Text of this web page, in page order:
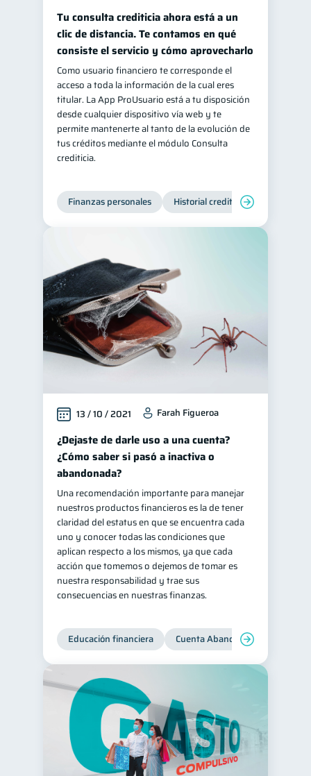
Tu consulta crediticia ahora está a un
clic de distancia. Te contamos en qué
consiste el servicio y cómo aprovecharlo
Como usuario financiero te corresponde el
acceso a toda la información de la cual eres
titular. La App ProUsuario está a tu disposición
desde cualquier dispositivo vía web y te
permite mantenerte al tanto de la evolución de
tus créditos mediante el módulo Consulta
crediticia.
Finanzas personales Historial crediticio
13 / 10 / 2021 Farah Figueroa
¿Dejaste de darle uso a una cuenta?
¿Cómo saber si pasó a inactiva o
abandonada?
Una recomendación importante para manejar
nuestros productos financieros es la de tener
claridad del estatus en que se encuentra cada
uno y conocer todas las condiciones que
aplican respecto a los mismos, ya que cada
acción que tomemos o dejemos de tomar es
nuestra responsabilidad y trae sus
consecuencias en nuestras finanzas.
Educación financiera Cuenta Abandonada